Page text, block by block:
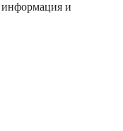
информация и